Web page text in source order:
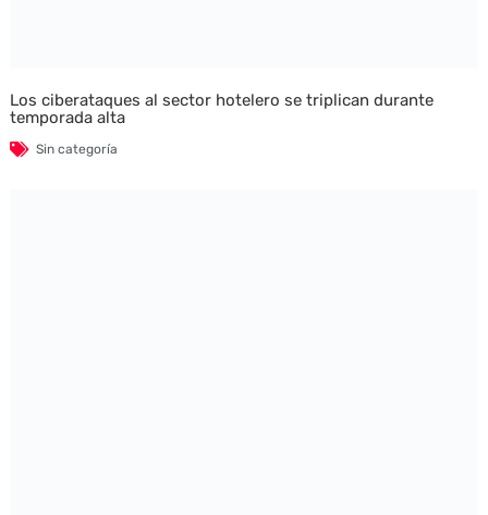
Los ciberataques al sector hotelero se triplican durante
temporada alta
Sin categoría